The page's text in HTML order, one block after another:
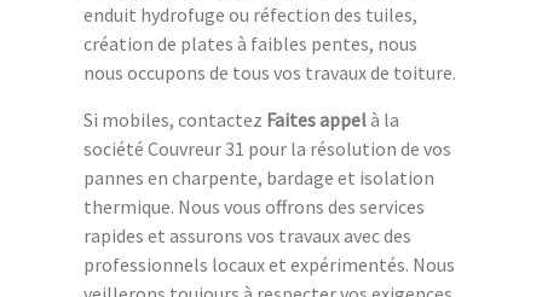
enduit hydrofuge ou réfection des tuiles,
création de plates à faibles pentes, nous
nous occupons de tous vos travaux de toiture.
Si mobiles, contactez Faites appelà la
société Couvreur 31 pour la résolution de vos
pannes en charpente, bardage et isolation
thermique. Nous vous offrons des services
rapides et assurons vos travaux avec des
professionnels locaux et expérimentés. Nous